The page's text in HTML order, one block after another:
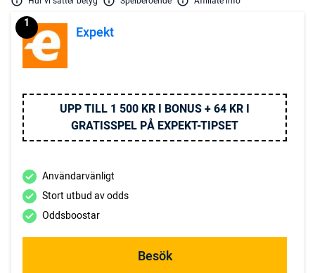
Expekt
1
UPP TILL 1 500 KR I BONUS + 64 KR I
GRATISSPEL PÅ EXPEKT-TIPSET
Användarvänligt
Stort utbud av odds
Oddsboostar
Besök